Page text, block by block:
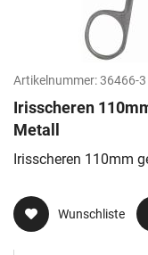
Artikelnummer:36466-3
Irisscheren
Metall
Irisscheren 110mm
Wunschliste